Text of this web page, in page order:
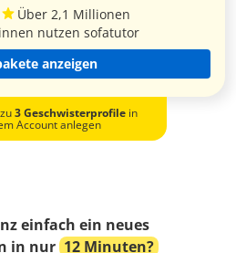
Über 2,1 Millionen
nutzen sofatutor
anzeigen
3 Geschwisterprofilein
Account anlegen
einfach ein neues
in nur 12 Minuten?